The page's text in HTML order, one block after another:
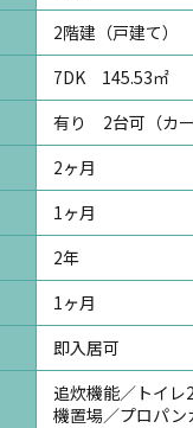
2階建（戸建て）
7DK 145.53㎡
有り 2台可（カー
2ヶ月
1ヶ月
2年
1ヶ月
即入居可
追炊機能／トイ
機置場／プロパン